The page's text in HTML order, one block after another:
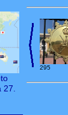
295